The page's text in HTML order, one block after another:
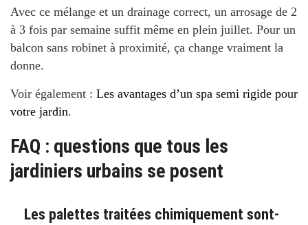
Avec ce mélange et un drainage correct, un arrosage de 2
à 3 fois par semaine suffit même en plein juillet. Pour un
balcon sans robinet à proximité, ça change vraiment la
donne.
Voir également : Les avantages d’un spa semi rigide pour
votre jardin.
FAQ : questions que tous les
jardiniers urbains se posent
Les palettes traitées chimiquement sont-